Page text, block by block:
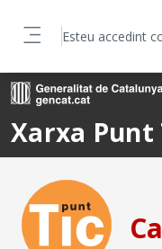
Xarxa Punt
Esteu accedint